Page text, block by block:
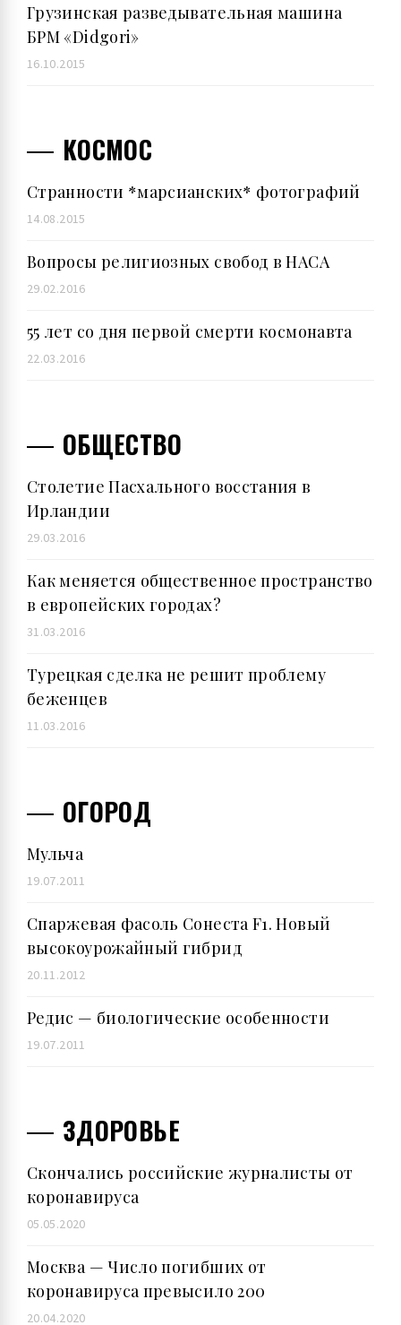
Грузинская разведывательная машина
БРМ «Didgori»
16.10.2015
КОСМОС
Странности *марсианских* фотографий
14.08.2015
Вопросы религиозных свобод в НАСА
29.02.2016
55 лет со дня первой смерти космонавта
22.03.2016
ОБЩЕСТВО
Столетие Пасхального восстания в
Ирландии
29.03.2016
Как меняется общественное пространство
в европейских городах?
31.03.2016
Турецкая сделка не решит проблему
беженцев
11.03.2016
ОГОРОД
Мульча
19.07.2011
Спаржевая фасоль Сонеста F1. Новый
высокоурожайный гибрид
20.11.2012
Редис — биологические особенности
19.07.2011
ЗДОРОВЬЕ
Скончались российские журналисты от
коронавируса
05.05.2020
Москва — Число погибших от
коронавируса превысило 200
20.04.2020